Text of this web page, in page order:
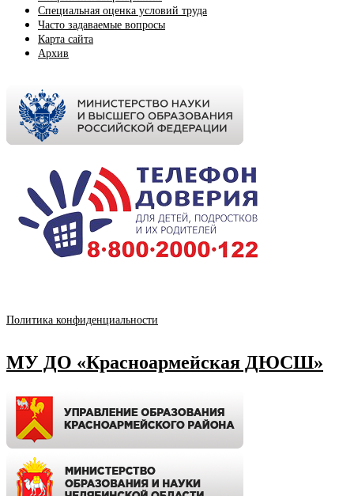
Cпециальная оценка условий труда
Часто задаваемые вопросы
Карта сайта
Архив
Политика конфиденциальности
МУ ДО «Красноармейская ДЮСШ»